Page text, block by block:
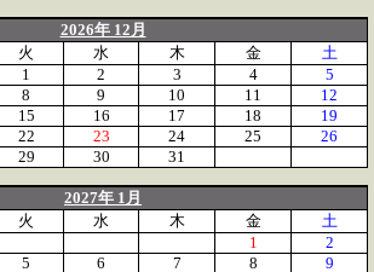
2026年 12月
火 水 木 金
土
1
2 3 4
5
8 9 10 11
12
15 16 17 18
19
22 23 24 25
26
29 30 31
2027年 1月
火 水 木 金
土
1
2
5 6 7 8
9